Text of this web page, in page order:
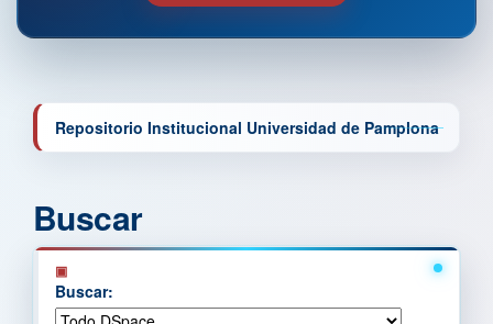
Repositorio Institucional Universidad de Pamplona
Buscar
Buscar: